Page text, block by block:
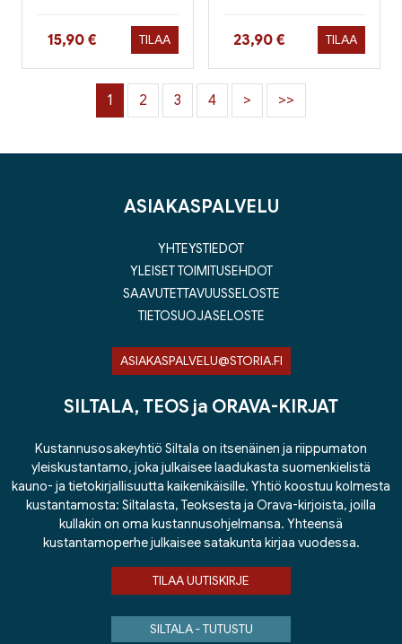
Hinta nyt
15,90 € TILAA Hinta nyt
23,90 € TILAA
1 2 3 4 > >>
ASIAKASPALVELU
YHTEYSTIEDOT
YLEISET TOIMITUSEHDOT
SAAVUTETTAVUUSSELOSTE
TIETOSUOJASELOSTE
ASIAKASPALVELU@STORIA.FI
SILTALA, TEOS ja ORAVA-KIRJAT
Kustannusosakeyhtiö Siltala on itsenäinen ja riippumaton
yleiskustantamo, joka julkaisee laadukasta suomenkielistä
kauno- ja tietokirjallisuutta kaikenikäisille. Yhtiö koostuu kolmesta
kustantamosta: Siltalasta, Teoksesta ja Orava-kirjoista, joilla
kullakin on oma kustannusohjelmansa. Yhteensä
kustantamoperhe julkaisee satakunta kirjaa vuodessa.
TILAA UUTISKIRJE
SILTALA - TUTUSTU